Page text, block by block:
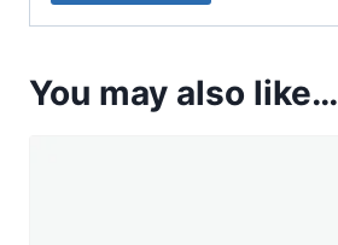
You may also like…